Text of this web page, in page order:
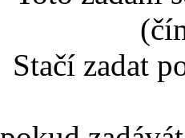
Stačí zadat